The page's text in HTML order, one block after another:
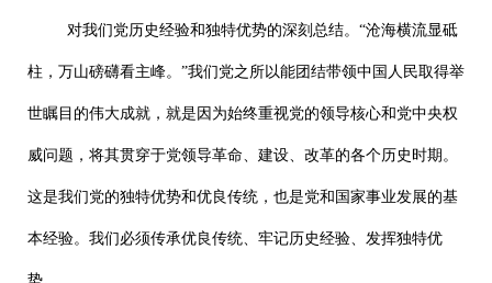
对我们党历史经验和独特优势的深刻总结。“沧海横流显砥
柱，万山磅礴看主峰。”我们党之所以能团结带领中国人民取得举
世瞩目的伟大成就，就是因为始终重视党的领导核心和党中央权
威问题，将其贯穿于党领导革命、建设、改革的各个历史时期。
这是我们党的独特优势和优良传统，也是党和国家事业发展的基
本经验。我们必须传承优良传统、牢记历史经验、发挥独特优